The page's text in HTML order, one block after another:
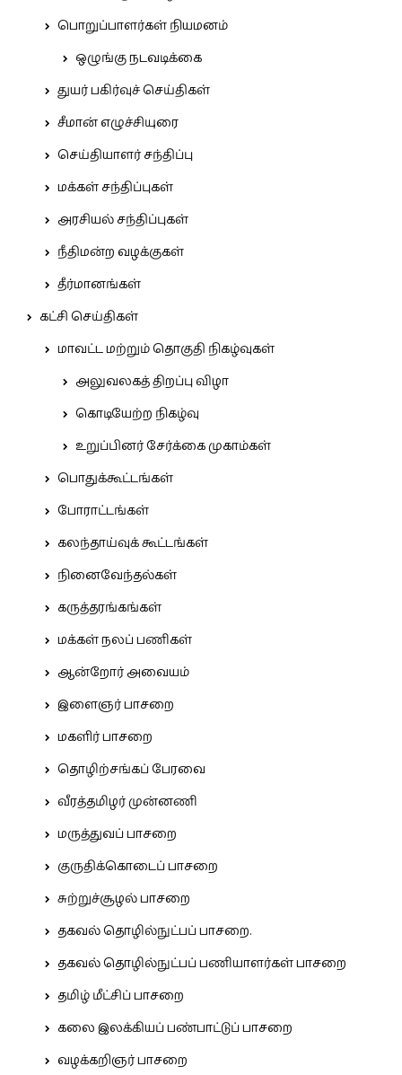
பொறுப்பாளர்கள் நியமனம்
ஒழுங்கு நடவடிக்கை
துயர் பகிர்வுச் செய்திகள்
சீமான் எழுச்சியுரை
செய்தியாளர் சந்திப்பு
மக்கள் சந்திப்புகள்
அரசியல் சந்திப்புகள்
நீதிமன்ற வழக்குகள்
தீர்மானங்கள்
கட்சி செய்திகள்
மாவட்ட மற்றும் தொகுதி நிகழ்வுகள்
அலுவலகத் திறப்பு விழா
கொடியேற்ற நிகழ்வு
உறுப்பினர் சேர்க்கை முகாம்கள்
பொதுக்கூட்டங்கள்
போராட்டங்கள்
கலந்தாய்வுக் கூட்டங்கள்
நினைவேந்தல்கள்
கருத்தரங்கங்கள்
மக்கள் நலப் பணிகள்
ஆன்றோர் அவையம்
இளைஞர் பாசறை
மகளிர் பாசறை
தொழிற்சங்கப் பேரவை
வீரத்தமிழர் முன்னணி
மருத்துவப் பாசறை
குருதிக்கொடைப் பாசறை
சுற்றுச்சூழல் பாசறை
தகவல் தொழில்நுட்பப் பாசறை.
தகவல் தொழில்நுட்பப் பணியாளர்கள் பாசறை
தமிழ் மீட்சிப் பாசறை
கலை இலக்கியப் பண்பாட்டுப் பாசறை
வழக்கறிஞர் பாசறை